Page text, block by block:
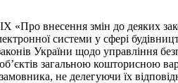
«Про внесення змін до деяких
системи у сфері
України щодо управління
об’єктів загальною кошторисною
не делегуючи їх